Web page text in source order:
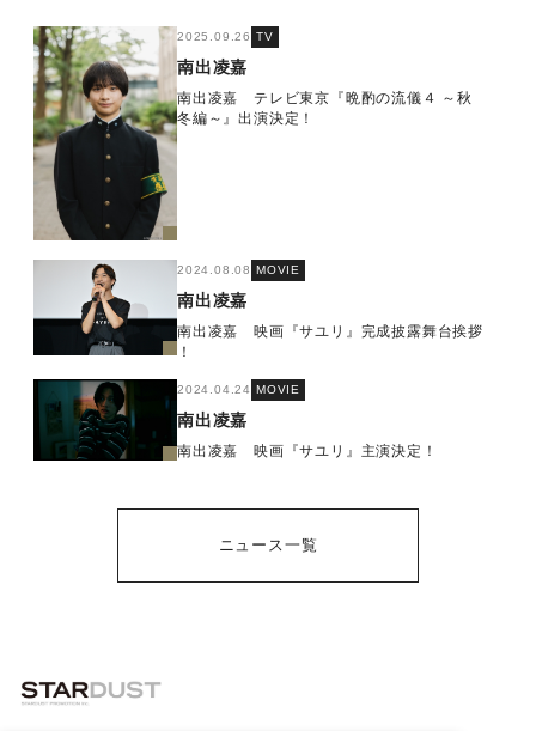
2025.09.26 TV
南出凌嘉
南出凌嘉 テレビ東京『晩酌の流儀４ ～秋
冬編～』出演決定！
2024.08.08 MOVIE
南出凌嘉
南出凌嘉 映画『サユリ』完成披露舞台挨拶
！
2024.04.24 MOVIE
南出凌嘉
南出凌嘉 映画『サユリ』主演決定！
ニュース一覧